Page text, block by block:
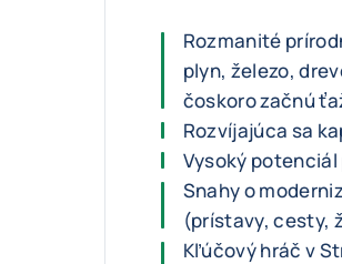
Rozmanité
plyn, železo,
čoskoro začnú
Rozvíjajúca sa
Vysoký
Snahy o
(prístavy, cesty,
Kľúčový hráč v